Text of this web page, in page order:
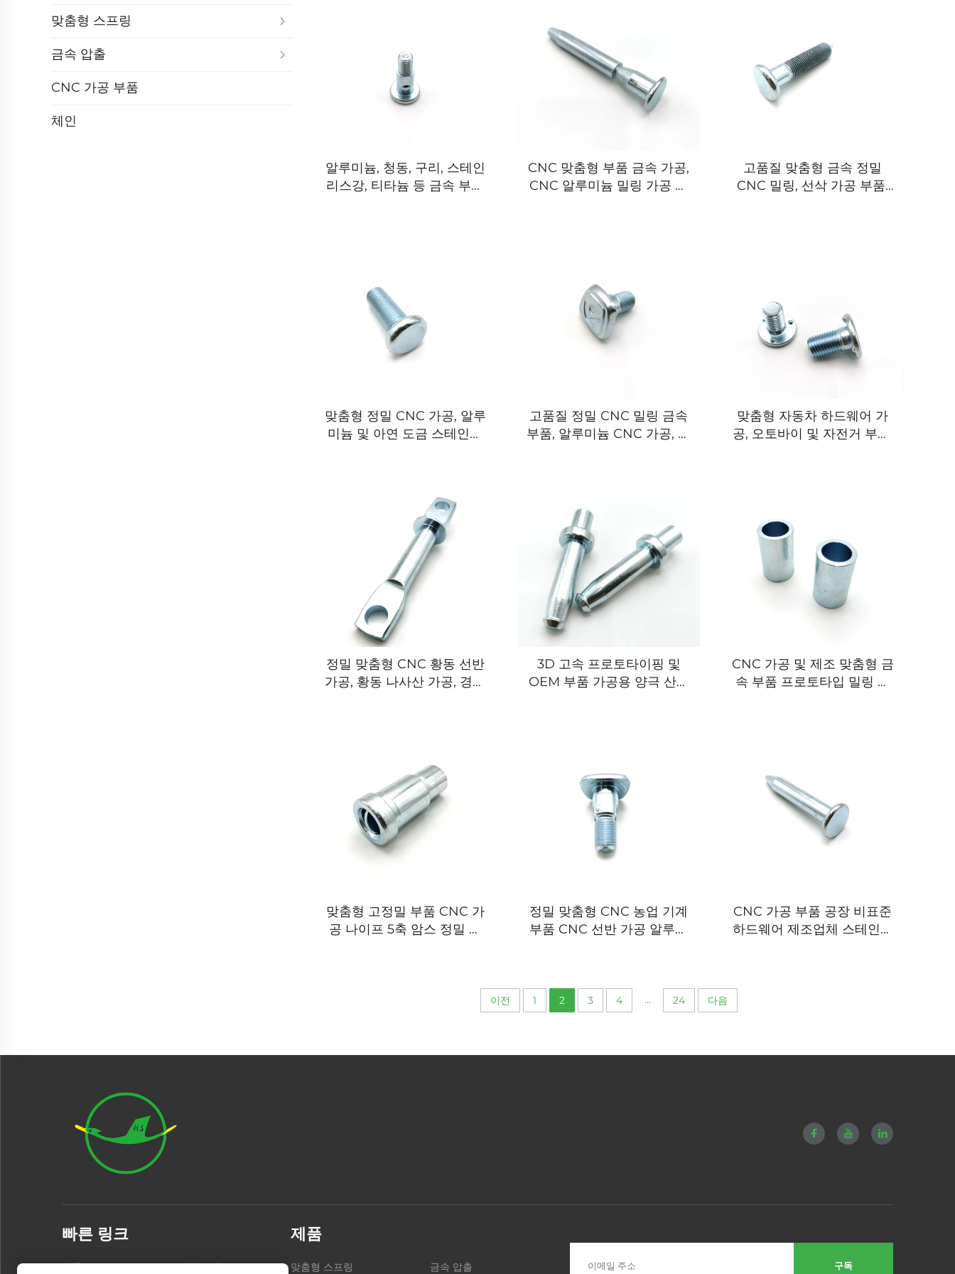
맞춤형 스프링
금속 압출
CNC 가공 부품
체인
알루미늄, 청동, 구리, 스테인
리스강, 티타늄 등 금속 부품
CNC 맞춤형 부품 금속 가공,
CNC 알루미늄 밀링 가공 서
고품질 맞춤형 금속 정밀
CNC 밀링, 선삭 가공 부품,
맞춤형 정밀 CNC 가공, 알루
미늄 및 아연 도금 스테인리
고품질 정밀 CNC 밀링 금속
부품, 알루미늄 CNC 가공, 스
맞춤형 자동차 하드웨어 가
공, 오토바이 및 자전거 부품,
정밀 맞춤형 CNC 황동 선반
가공, 황동 나사산 가공, 경량
3D 고속 프로토타이핑 및
OEM 부품 가공용 양극 산화
CNC 가공 및 제조 맞춤형 금
속 부품 프로토타입 밀링 선
맞춤형 고정밀 부품 CNC 가
공 나이프 5축 암스 정밀 알
정밀 맞춤형 CNC 농업 기계
부품 CNC 선반 가공 알루미
CNC 가공 부품 공장 비표준
하드웨어 제조업체 스테인리
이전 1 2 3 4 ... 24 다음
빠른 링크
제품 회사 소개
제품
맞춤형 스프링 금속 압출 구독